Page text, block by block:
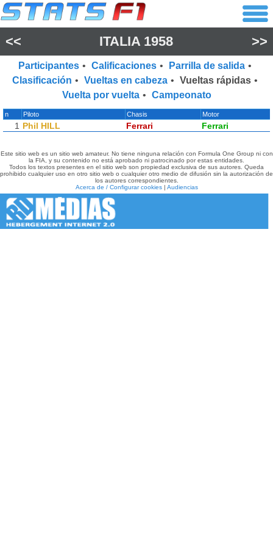
<< ITALIA 1958 >>
Participantes • Calificaciones • Parrilla de salida •
Clasificación • Vueltas en cabeza • Vueltas rápidas •
Vuelta por vuelta • Campeonato
n Piloto Chasis Motor
1 Phil HILL Ferrari Ferrari
Este sitio web es un sitio web amateur. No tiene ninguna relación con Formula One Group ni con
la FIA, y su contenido no está aprobado ni patrocinado por estas entidades.
Todos los textos presentes en el sitio web son propiedad exclusiva de sus autores. Queda
prohibido cualquier uso en otro sitio web o cualquier otro medio de difusión sin la autorización de
los autores correspondientes.
Acerca de / Configurar cookies| Audiencias